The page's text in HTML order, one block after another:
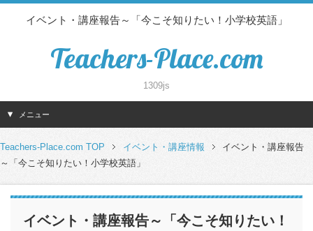
イベント・講座報告～「今こそ知りたい！小学校英語」
Teachers-Place.com
1309js
メニュー
Teachers-Place.com TOP イベント・講座情報
イベント・講座報告
～「今こそ知りたい！小学校英語」
イベント・講座報告～「今こそ知りたい！